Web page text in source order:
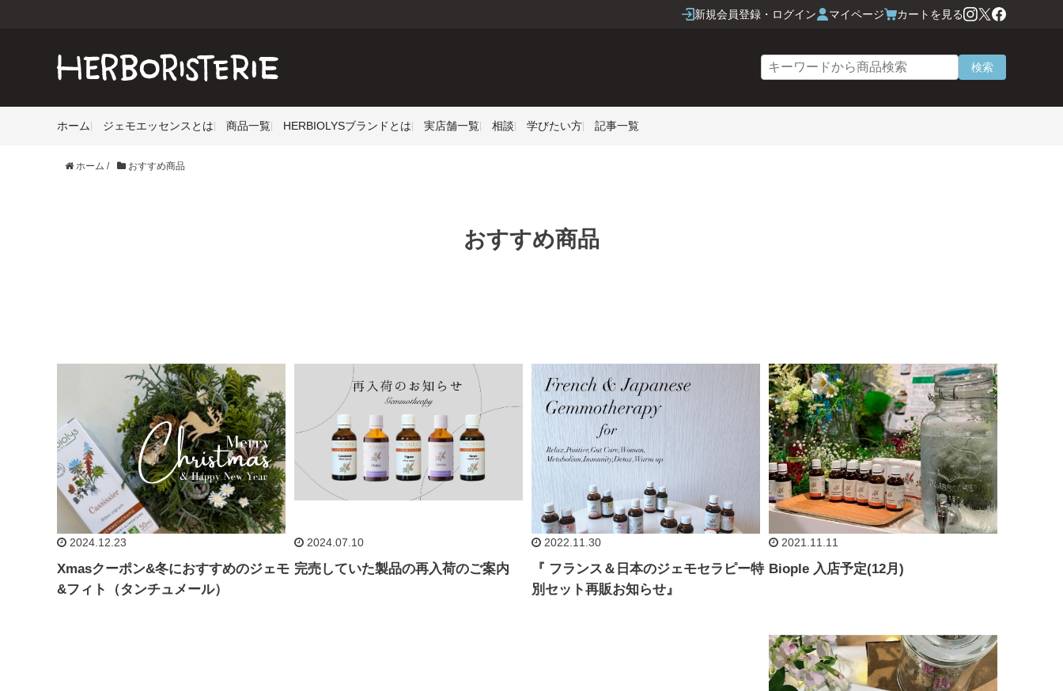
新規会員登録・ログイン マイページ カートを見る
検索
ホーム ジェモエッセンスとは 商品一覧 HERBIOLYSブランドとは 実店舗一覧 相談 学びたい方 記事一覧
ホーム / おすすめ商品
おすすめ商品
2024.12.23
Xmasクーポン&冬におすすめのジェモ
&フィト（タンチュメール）
2024.07.10
完売していた製品の再入荷のご案内
2022.11.30
『 フランス＆日本のジェモセラピー特
別セット再販お知らせ』
2021.11.11
Biople 入店予定(12月)